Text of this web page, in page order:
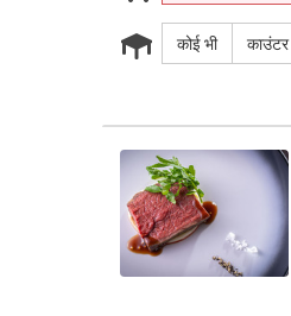
कोई भी काउंटर